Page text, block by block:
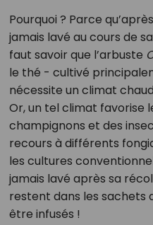
Pourquoi ? Parce
jamais lavé au cours de
faut savoir que l’arbuste
le thé - cultivé
nécessite un climat
Or, un tel climat favorise
champignons et des
recours à différents
les cultures
jamais lavé après sa
restent dans les sachets
être infusés !